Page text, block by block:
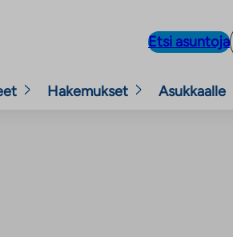
Etsi asuntoja
Hakemukset Asukkaalle